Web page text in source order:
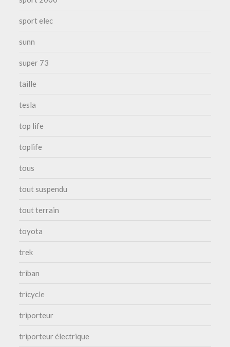
sport elec
sunn
super 73
taille
tesla
top life
toplife
tous
tout suspendu
tout terrain
toyota
trek
triban
tricycle
triporteur
triporteur électrique